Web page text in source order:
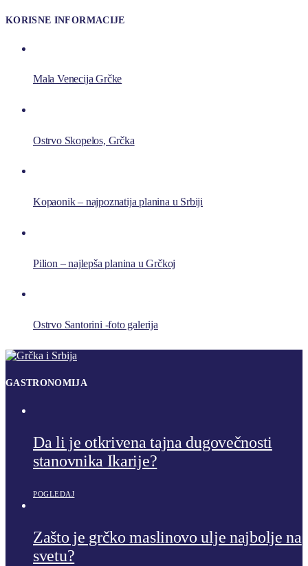
KORISNE INFORMACIJE
Mala Venecija Grčke
Ostrvo Skopelos, Grčka
Kopaonik – najpoznatija planina u Srbiji
Pilion – najlepša planina u Grčkoj
Ostrvo Santorini -foto galerija
GASTRONOMIJA
Da li je otkrivena tajna dugovečnosti
stanovnika Ikarije?
POGLEDAJ
Zašto je grčko maslinovo ulje najbolje na
svetu?